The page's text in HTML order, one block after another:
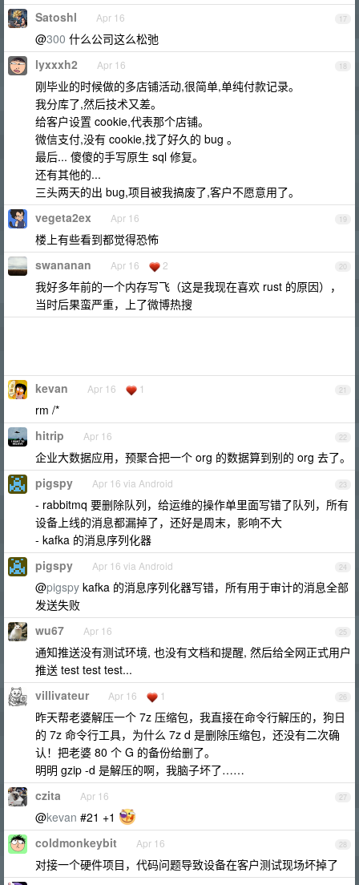
17
Satoshl Apr 16
@300 什么公司这么松弛
18
lyxxxh2 Apr 16
刚毕业的时候做的多店铺活动,很简单,单纯付款记录。
我分库了,然后技术又差。
给客户设置 cookie,代表那个店铺。
微信支付,没有 cookie,找了好久的 bug 。
最后... 傻傻的手写原生 sql 修复。
还有其他的...
三头两天的出 bug,项目被我搞废了,客户不愿意用了。
19
vegeta2ex Apr 16
楼上有些看到都觉得恐怖
20
swananan Apr 16 2
我好多年前的一个内存写飞（这是我现在喜欢 rust 的原因），
当时后果蛮严重，上了微博热搜
21
kevan Apr 16 1
rm /*
22
hitrip Apr 16
企业大数据应用，预聚合把一个 org 的数据算到别的 org 去了。
23
pigspy Apr 16 via Android
- rabbitmq 要删除队列，给运维的操作单里面写错了队列，所有
设备上线的消息都漏掉了，还好是周末，影响不大
- kafka 的消息序列化器
24
pigspy Apr 16 via Android
@pigspy kafka 的消息序列化器写错，所有用于审计的消息全部
发送失败
25
wu67 Apr 16
通知推送没有测试环境, 也没有文档和提醒, 然后给全网正式用户
推送 test test test...
26
villivateur Apr 16 1
昨天帮老婆解压一个 7z 压缩包，我直接在命令行解压的，狗日
的 7z 命令行工具，为什么 7z d 是删除压缩包，还没有二次确
认！把老婆 80 个 G 的备份给删了。
明明 gzip -d 是解压的啊，我脑子坏了……
27
czita Apr 16
@kevan #21 +1
28
coldmonkeybit Apr 16
对接一个硬件项目，代码问题导致设备在客户测试现场坏掉了